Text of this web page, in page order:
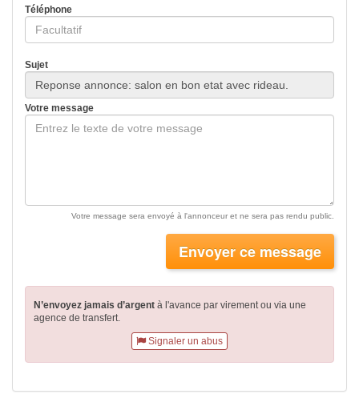
Téléphone
Sujet
Votre message
Votre message sera envoyé à l'annonceur et ne sera pas rendu public.
Envoyer ce message
N’envoyez jamais d’argent à l'avance par virementou via une
agence de transfert.
Signaler un abus